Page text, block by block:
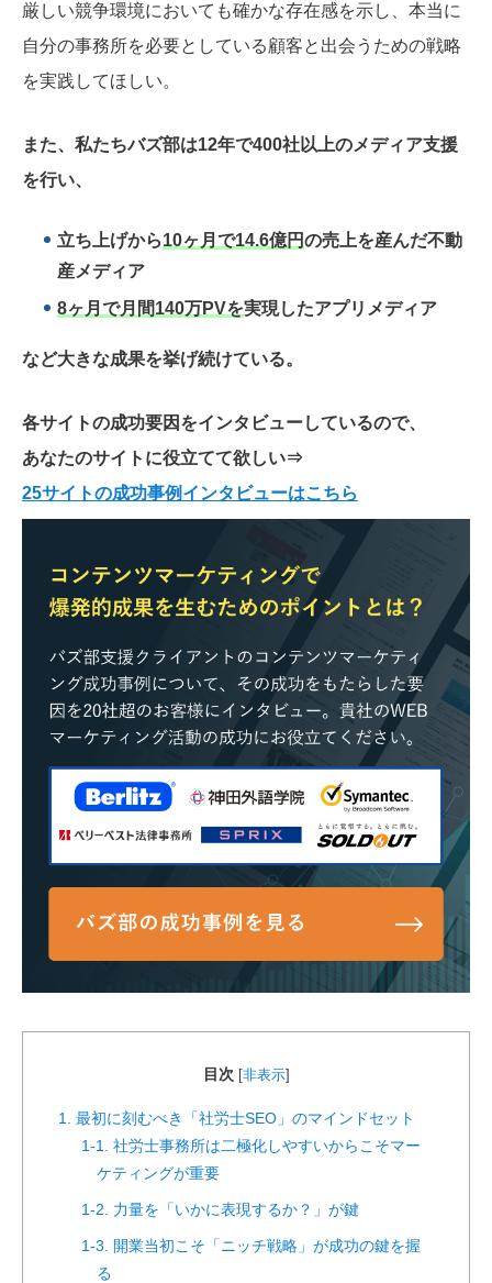
厳しい競争環境においても確かな存在感を示し、本当に
自分の事務所を必要としている顧客と出会うための戦略
を実践してほしい。
また、私たちバズ部は12年で400社以上のメディア支援
を行い、
立ち上げから10ヶ月で14.6億円の売上を産んだ不動
産メディア
8ヶ月で月間140万PVを実現したアプリメディア
など大きな成果を挙げ続けている。
各サイトの成功要因をインタビューしているので、
あなたのサイトに役立てて欲しい⇒
25サイトの成功事例インタビューはこちら
目次 非表示]
1. 最初に刻むべき「社労士SEO」のマインドセット
1-1. 社労士事務所は二極化しやすいからこそマー
ケティングが重要
1-2. 力量を「いかに表現するか？」が鍵
1-3. 開業当初こそ「ニッチ戦略」が成功の鍵を握
る